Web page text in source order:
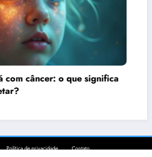
que está sendo assaltado: o
quer te dizer?
Política de privacidade Contato